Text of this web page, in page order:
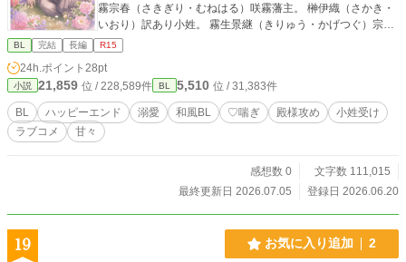
霧宗春（さきぎり・むねはる）咲霧藩主。 榊伊織（さかき・
いおり）訳あり小姓。 霧生景継（きりゅう・かげつぐ）宗春
の従兄弟で家老。 青柳直澄 （あおやぎ・なおずみ）咲霧藩勘
定奉行。 咲霧春丸（さきぎり・はるまる）宗春の幼い弟。 石
堂主膳（いしどう・しゅぜん）幕府中枢の老中格。 鳥居玄蕃
（とりい・げんば）幕府の監察役。 胡蝶太夫（こちょうだゆ
う）吉原の女形。 ■タグ 江戸風BL / 小姓受け / 殿様攻め / 甘々
/ ラブコメ / ♡喘ぎ / R15 / ハッピーエンド / 和風BL / 時代風フ
ァンタジー / 溺愛攻め / 健気受け ■AI活用 ・表紙（AIイラス
ほか 全年齢対象。（R15相当）
BL 完結 長編 R15
24h.ポイント 28pt
小説 21,859 位 / 228,589件 BL 5,510 位 / 31,383件
BL ハッピーエンド 溺愛 和風BL ♡喘ぎ 殿様攻め
小姓受け
ラブコメ
甘々
感想数 0
文字数 111,015
最終更新日 2026.07.05
登録日 2026.06.20
19 お気に入り追加 2